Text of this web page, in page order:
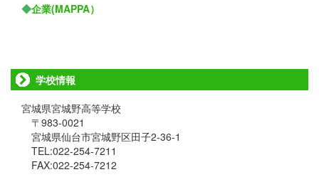
◆企業(MAPPA）
学校情報
宮城県宮城野高等学校
〒983-0021
宮城県仙台市宮城野区田子2-36-1
TEL:022-254-7211
FAX:022-254-7212